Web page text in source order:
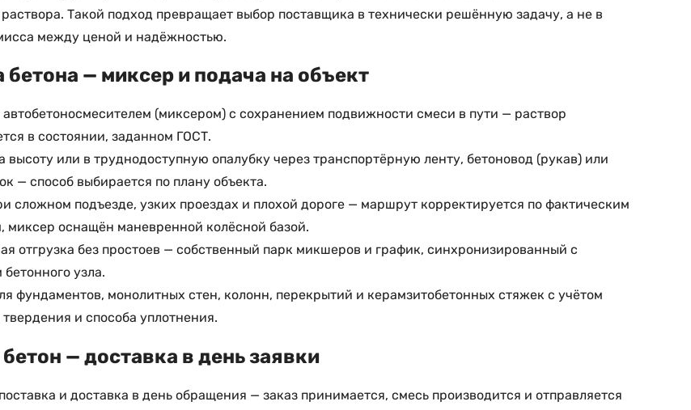
Такой подход превращает выбор поставщика в технически решённую задачу, а не в
между ценой и надёжностью.
бетона — миксер и подача на объект
автобетоносмесителем (миксером) с сохранением подвижности смеси в пути — раствор
в состоянии, заданном ГОСТ.
высоту или в труднодоступную опалубку через транспортёрную ленту, бетоновод (рукав) или
— способ выбирается по плану объекта.
сложном подъезде, узких проездах и плохой дороге — маршрут корректируется по фактическим
миксер оснащён маневренной колёсной базой.
отгрузка без простоев — собственный парк микшеров и график, синхронизированный с
узла.
фундаментов, монолитных стен, колонн, перекрытий и керамзитобетонных стяжек с учётом
и способа уплотнения.
бетон — доставка в день заявки
и доставка в день обращения — заказ принимается, смесь производится и отправляется